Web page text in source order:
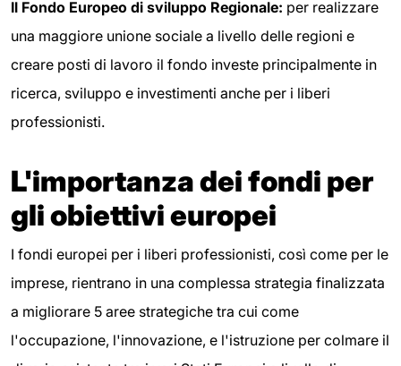
Il Fondo Europeo di sviluppo Regionale: per realizzare
una maggiore unione sociale a livello delle regioni e
creare posti di lavoro il fondo investe principalmente in
ricerca, sviluppo e investimenti anche per i liberi
professionisti.
L'importanza dei fondi per
gli obiettivi europei
I fondi europei per i liberi professionisti, così come per le
imprese, rientrano in una complessa strategia finalizzata
a migliorare 5 aree strategiche tra cui come
l'occupazione, l'innovazione, e l'istruzione per colmare il